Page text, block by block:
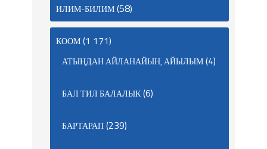
ИЛИМ-БИЛИМ(58)
КООМ(1 171)
АТЫҢДАН АЙЛАНАЙЫН, АЙЫЛЫМ(4)
БАЛ ТИЛ БАЛАЛЫК(6)
БАРТАРАП(239)